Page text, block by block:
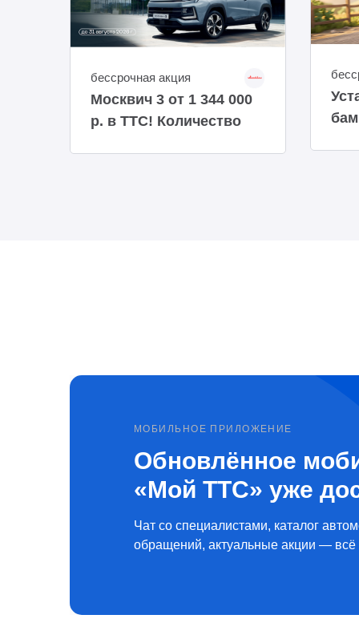
бессрочная акция
Москвич 3 от 1 344 000
р. в ТТС! Количество
МОБИЛЬНОЕ ПРИЛОЖЕНИЕ
Обновлённое
«Мой ТТС» уже
Чат со специалистами, каталог
обращений, актуальные акции —